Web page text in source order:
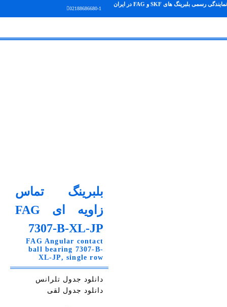
نمایندگی رسمی بلبرینگ های SKF و FAG در ایران
02188686680-1
بلبرینگ تماس
زاویه ای FAG
7307-B-XL-JP
FAG Angular contact
ball bearing 7307-B-
XL-JP, single row
دانلود جدول تلرانس
دانلود جدول لقی